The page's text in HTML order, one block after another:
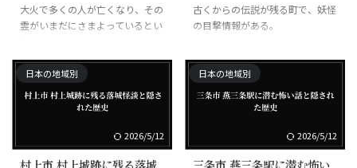
大火で多くの人が亡くなり、その
霊がいまだにさまよっているとい
古くからの伝説が残る町で、妖怪
の目撃情報がある。
日本の地域別
2026/5/12
村上市 村上城跡に残る落城
日本の地域別
2026/5/12
三条市 燕三条駅に潜む怖い